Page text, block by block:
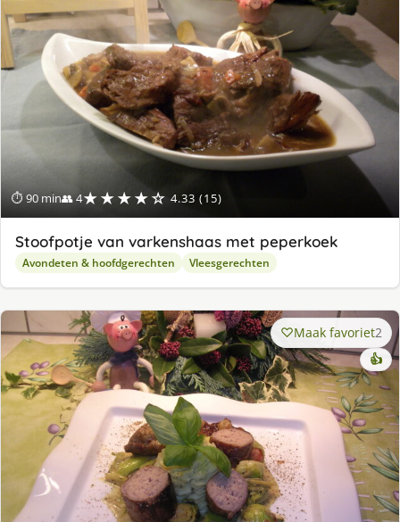
⏱ 90 min👥 4★★★★☆ 4.33 (15)
Stoofpotje van varkenshaas met peperkoek
Avondeten & hoofdgerechten Vleesgerechten
Maak favoriet2
👍